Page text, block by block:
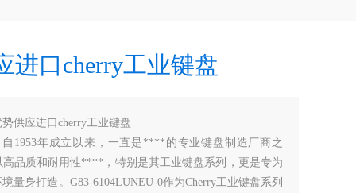
进口cherry工业键盘
势供应进口cherry工业键盘
自1953年成立以来，一直是****的专业键盘制造厂商之
高品质和耐用性****，特别是其工业键盘系列，更是专为
量身打造。G83-6104LUNEU-0作为Cherry工业键盘系列